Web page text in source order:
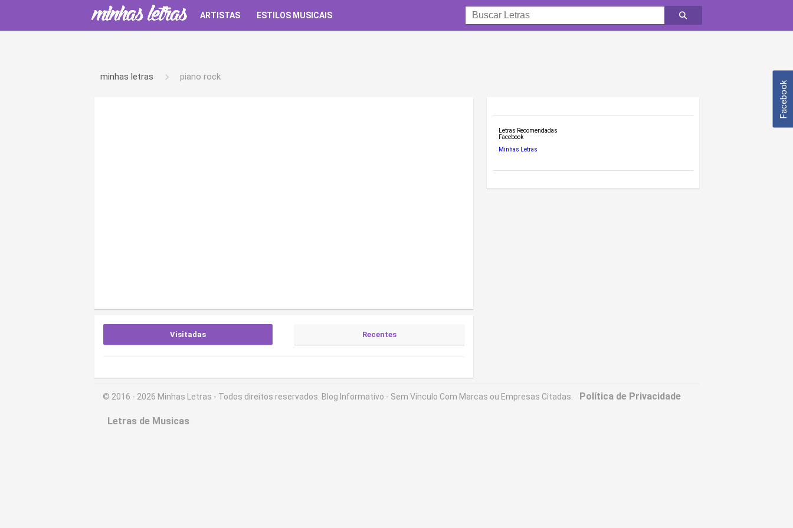
Facebook
ARTISTAS ESTILOS MUSICAIS
minhas letras piano rock
Visitadas Recentes
Letras Recomendadas
Facebook
Minhas Letras
© 2016 - 2026 Minhas Letras - Todos direitos reservados. Blog Informativo - Sem Vínculo Com Marcas ou Empresas Citadas. Política de Privacidade
Letras de Musicas